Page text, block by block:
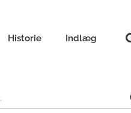
Historie Indlæg